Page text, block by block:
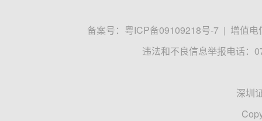
备案号： 粤ICP备09109218号-7 | 增值电
违法和不良信息举报电话：
深圳